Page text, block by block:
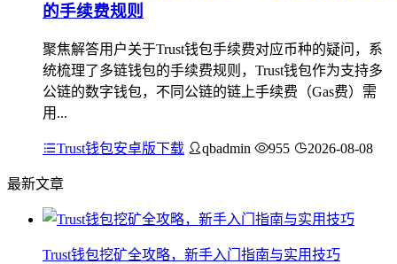
的手续费规则
聚焦解答用户关于Trust钱包手续费对应币种的疑问，系
统梳理了多链钱包的手续费规则，Trust钱包作为支持多
公链的数字钱包，不同公链的链上手续费（Gas费）需
用...
Trust钱包安卓版下载 qbadmin 955 2026-08-08
最新文章
Trust钱包挖矿全攻略，新手入门指南与实用技巧